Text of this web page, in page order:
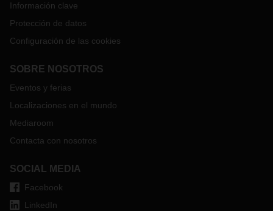
Información clave
Protección de datos
Configuración de las cookies
SOBRE NOSOTROS
Eventos y ferias
Localizaciones en el mundo
Mediaroom
Contacta con nosotros
SOCIAL MEDIA
Facebook
LinkedIn